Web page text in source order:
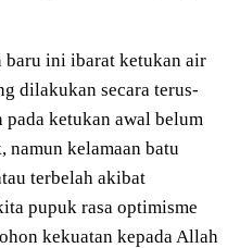
baru ini ibarat ketukan air
dilakukan secara terus-
ketukan awal belum
kelamaan batu
terbelah akibat
pupuk rasa optimisme
kekuatan kepada Allah